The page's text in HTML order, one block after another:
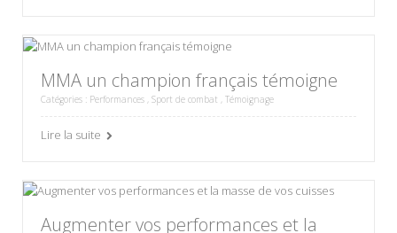
MMA un champion français témoigne
Catégories : Performances Sport de combat Témoignage
Lire la suite
Augmenter vos performances et la